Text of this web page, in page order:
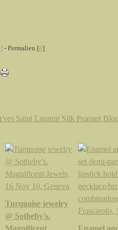
] - Permalien [#]
Turquoise jewelry
@ Sotheby's.
Magnificent
Enamel